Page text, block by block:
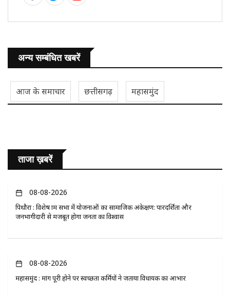
अन्य सम्बंधित खबरें
आज के समाचार छत्तीसगढ़ महासमुंद
ताजा ख़बरें
08-08-2026
पिथौरा : विशेष ग्राम सभा में योजनाओं का सामाजिक अंकेक्षण: पारदर्शिता और
जनभागीदारी से मजबूत होगा जनता का विश्वास
08-08-2026
महासमुंद : मांग पूरी होने पर स्वच्छता कर्मियों ने जताया विधायक का आभार